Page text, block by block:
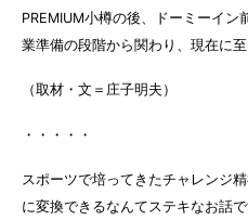
PREMIUM小樽の後、ドーミーイン
業準備の段階から関わり、現在に至
（取材・文＝庄子明夫）
・・・・・
スポーツで培ってきたチャレンジ
に変換できるなんてステキなお話